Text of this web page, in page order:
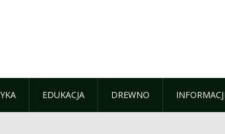
EDUKACJA DREWNO